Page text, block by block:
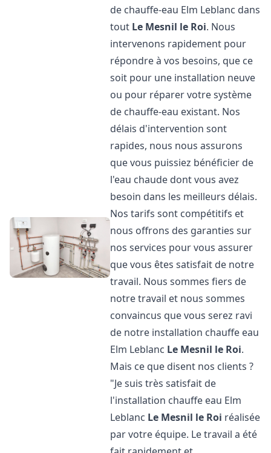
de chauffe-eau Elm Leblanc dans
tout Le Mesnil le Roi. Nous
intervenons rapidement pour
répondre à vos besoins, que ce
soit pour une installation neuve
ou pour réparer votre système
de chauffe-eau existant. Nos
délais d'intervention sont
rapides, nous nous assurons
que vous puissiez bénéficier de
l'eau chaude dont vous avez
besoin dans les meilleurs délais.
Nos tarifs sont compétitifs et
nous offrons des garanties sur
nos services pour vous assurer
que vous êtes satisfait de notre
travail. Nous sommes fiers de
notre travail et nous sommes
convaincus que vous serez ravi
de notre installation chauffe eau
Elm Leblanc Le Mesnil le Roi.
Mais ce que disent nos clients ?
"Je suis très satisfait de
l'installation chauffe eau Elm
Leblanc Le Mesnil le Roi réalisée
par votre équipe. Le travail a été